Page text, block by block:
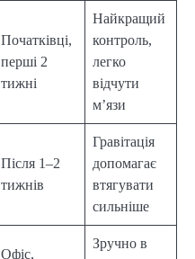
Початківці,
перші 2
тижні
Найкращий
контроль,
легко
відчути
м’язи
Після 1–2
тижнів
Гравітація
допомагає
втягувати
сильніше
Офіс,
Зручно в